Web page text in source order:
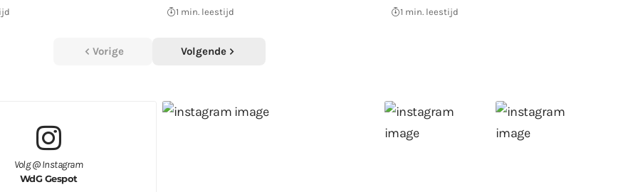
1 min. leestijd 1 min. leestijd
Vorige Volgende
Volg @ Instagram
WdG Gespot